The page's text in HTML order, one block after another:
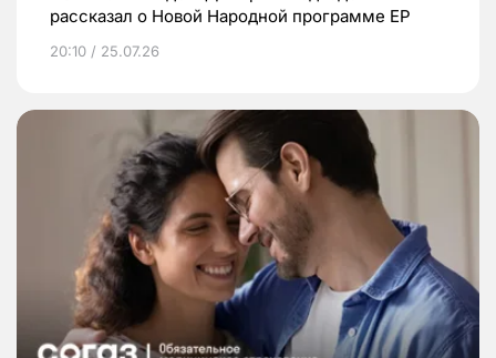
рассказал о Новой Народной программе ЕР
20:10 / 25.07.26